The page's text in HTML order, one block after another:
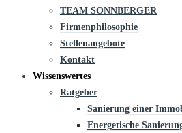
TEAM SONNBERGER
Firmenphilosophie
Stellenangebote
Kontakt
Wissenswertes
Ratgeber
Sanierung einer
Energetische